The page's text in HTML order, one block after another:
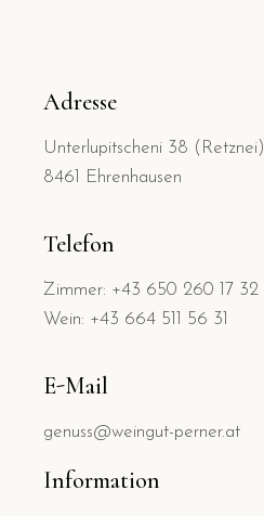
Adresse
Unterlupitscheni 38 (Retznei)
8461 Ehrenhausen
Telefon
Zimmer: +43 650 260 17 32
Wein: +43 664 511 56 31
E-Mail
genuss@weingut-perner.at
Information